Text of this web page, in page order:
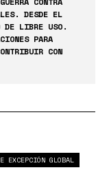
DESDE EL
DE LIBRE USO.
PARA
CON
EXCEPCIÓN GLOBAL